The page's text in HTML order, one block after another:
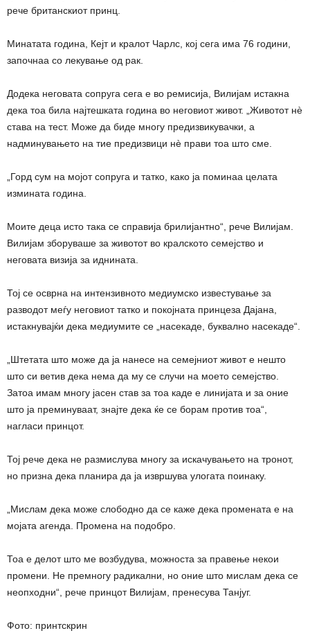
рече британскиот принц.
Минатата година, Кејт и кралот Чарлс, кој сега има 76 години,
започнаа со лекување од рак.
Додека неговата сопруга сега е во ремисија, Вилијам истакна
дека тоа била најтешката година во неговиот живот. „Животот нè
става на тест. Може да биде многу предизвикувачки, а
надминувањето на тие предизвици нè прави тоа што сме.
„Горд сум на мојот сопруга и татко, како ја поминаа целата
измината година.
Моите деца исто така се справија брилијантно“, рече Вилијам.
Вилијам зборуваше за животот во кралското семејство и
неговата визија за иднината.
Тој се осврна на интензивното медиумско известување за
разводот меѓу неговиот татко и покојната принцеза Дајана,
истакнувајќи дека медиумите се „насекаде, буквално насекаде“.
„Штетата што може да ја нанесе на семејниот живот е нешто
што си ветив дека нема да му се случи на моето семејство.
Затоа имам многу јасен став за тоа каде е линијата и за оние
што ја преминуваат, знајте дека ќе се борам против тоа“,
нагласи принцот.
Тој рече дека не размислува многу за искачувањето на тронот,
но призна дека планира да ја извршува улогата поинаку.
„Мислам дека може слободно да се каже дека промената е на
мојата агенда. Промена на подобро.
Тоа е делот што ме возбудува, можноста за правење некои
промени. Не премногу радикални, но оние што мислам дека се
неопходни“, рече принцот Вилијам, пренесува Танјуг.
Фото: принтскрин